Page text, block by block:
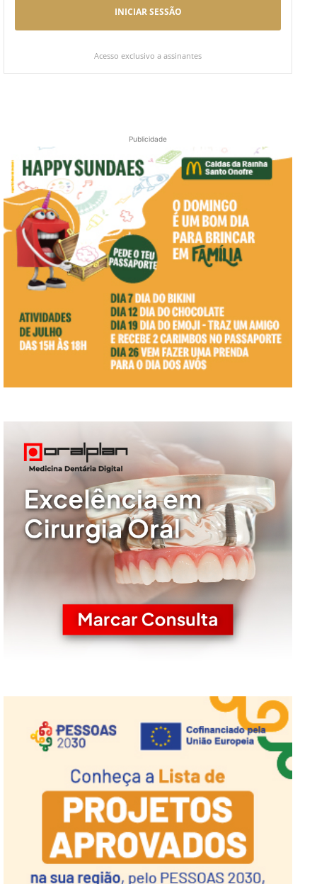
INICIAR SESSÃO
Acesso exclusivo a assinantes
Publicidade